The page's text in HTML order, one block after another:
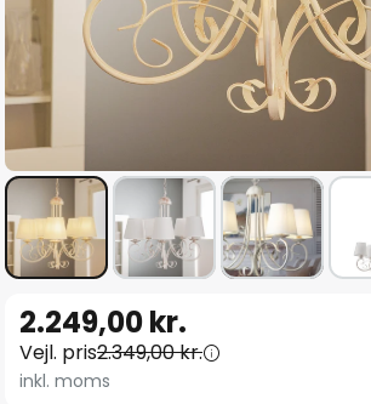
starten
af
2.249,00 kr.
Vejl. pris2.349,00 kr.
inkl. moms